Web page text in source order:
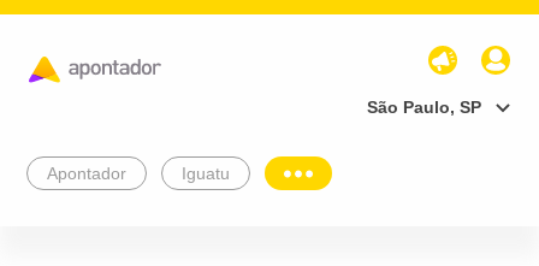
São Paulo, SP
Apontador Iguatu